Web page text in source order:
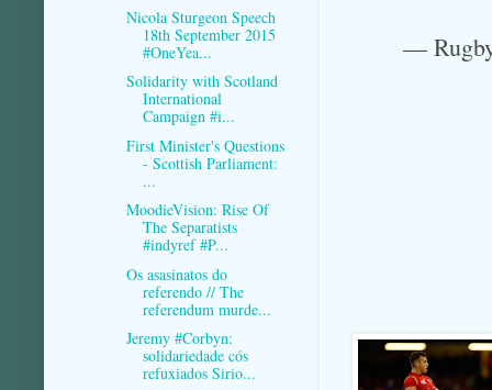
—
Nicola Sturgeon Speech
18th September 2015
#OneYea...
Solidarity with Scotland
International
Campaign #i...
First Minister's Questions
- Scottish Parliament:
...
MoodieVision: Rise Of
The Separatists
#indyref #P...
Os asasinatos do
referendo // The
referendum murde...
Jeremy #Corbyn:
solidariedade cós
refuxiados Sirio...